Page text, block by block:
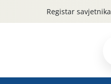
Registar savjetnika